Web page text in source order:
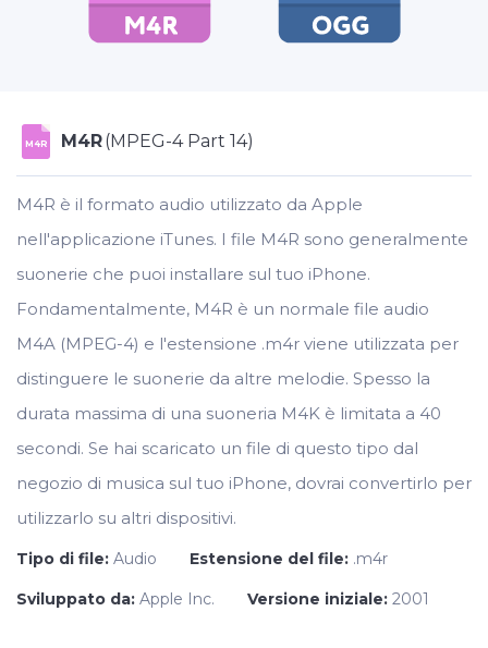
M4R M4R(MPEG-4 Part 14)
M4R è il formato audio utilizzato da Apple
nell'applicazione iTunes. I file M4R sono generalmente
suonerie che puoi installare sul tuo iPhone.
Fondamentalmente, M4R è un normale file audio
M4A (MPEG-4) e l'estensione .m4r viene utilizzata per
distinguere le suonerie da altre melodie. Spesso la
durata massima di una suoneria M4K è limitata a 40
secondi. Se hai scaricato un file di questo tipo dal
negozio di musica sul tuo iPhone, dovrai convertirlo per
utilizzarlo su altri dispositivi.
Tipo di file: Audio Estensione del file: .m4r
Sviluppato da: Apple Inc. Versione iniziale: 2001